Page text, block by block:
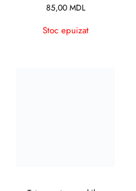
85,00 MDL
Stoc epuizat